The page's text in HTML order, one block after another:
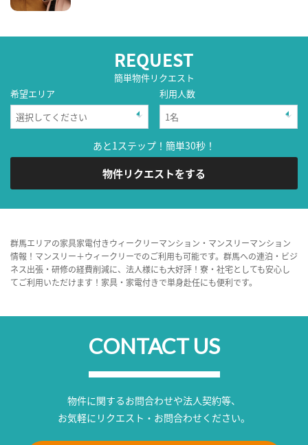
REQUEST
簡単物件リクエスト
希望エリア
利用人数
あと1ステップ！簡単30秒！
物件リクエストをする
群馬エリアの家具家電付きウィークリーマンション・マンスリーマンション
情報！マンスリー＋ウィークリーでのご利用も可能です。群馬への連泊・ビジ
ネス出張・研修の経費削減に、法人様にも大好評！寮・社宅としても安心し
てご利用いただけます！家具・家電付きで単身赴任にも便利です。
CONTACT US
物件に関するお問合わせや法人契約等、
お気軽にリクエスト・お問合わせください。